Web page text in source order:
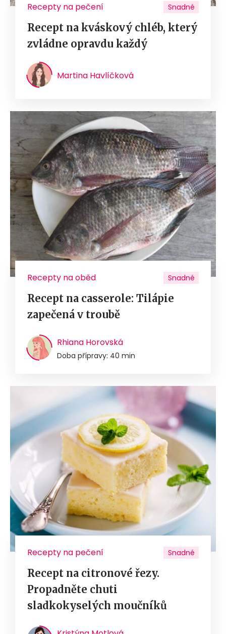
Recepty na pečení Snadné
Recept na kváskový chléb, který
zvládne opravdu každý
Martina Havlíčková
Recepty na oběd Snadné
Recept na casserole: Tilápie
zapečená v troubě
Rhiana Horovská
Doba přípravy: 40 min
Recepty na pečení Snadné
Recept na citronové řezy.
Propadněte chuti
sladkokyselých moučníků